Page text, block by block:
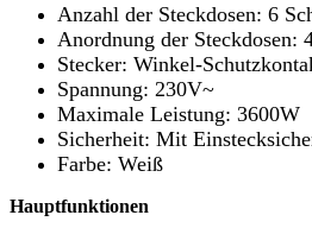
Anzahl der Steckdosen: 6
Anordnung der Steckdosen:
Stecker: Winkel-
Spannung: 230V~
Maximale Leistung: 3600W
Sicherheit: Mit
Farbe: Weiß
Hauptfunktionen